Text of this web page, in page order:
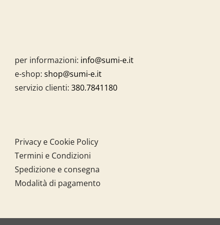
per informazioni: info@sumi-e.it
e-shop: shop@sumi-e.it
servizio clienti: 380.7841180
Privacy e Cookie Policy
Termini e Condizioni
Spedizione e consegna
Modalità di pagamento